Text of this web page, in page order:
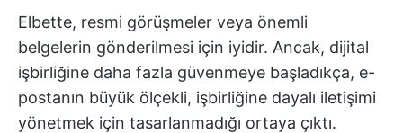
Elbette, resmi görüşmeler veya önemli
belgelerin gönderilmesi için iyidir. Ancak, dijital
işbirliğine daha fazla güvenmeye başladıkça, e-
postanın büyük ölçekli, işbirliğine dayalı iletişimi
yönetmek için tasarlanmadığı ortaya çıktı.